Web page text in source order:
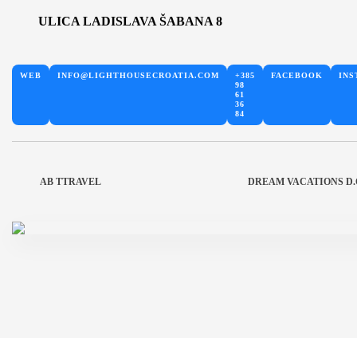
ULICA LADISLAVA ŠABANA 8
WEB INFO@LIGHTHOUSECROATIA.COM
+385
98
61
36
84
FACEBOOK
AB TTRAVEL DREAM VACATIONS